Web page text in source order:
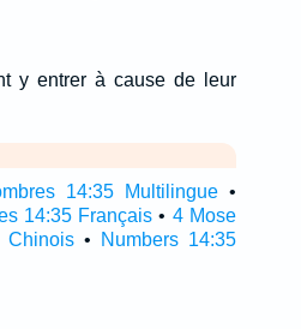
y entrer à cause de leur
14:35 Multilingue•
14:35 Français • 4 Mose
Chinois •
Numbers 14:35